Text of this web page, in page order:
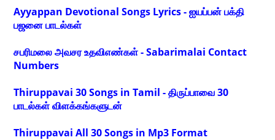
Ayyappan Devotional Songs Lyrics - ஐயப்பன் பக்தி
பஜனை பாடல்கள்
சபரிமலை அவசர உதவிஎண்கள் - Sabarimalai Contact
Numbers
Thiruppavai 30 Songs in Tamil - திருப்பாவை 30
பாடல்கள் விளக்கங்களுடன்
Thiruppavai All 30 Songs in Mp3 Format